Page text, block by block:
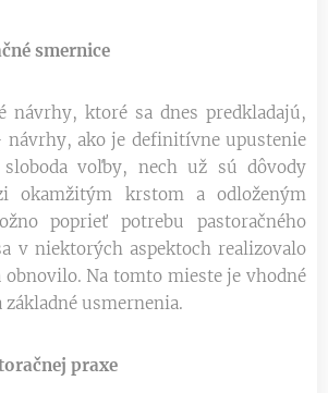
smernice
návrhy, ktoré sa dnes predkladajú,
ako je definitívne upustenie
voľby, nech už sú dôvody
okamžitým krstom a odloženým
poprieť potrebu pastoračného
v niektorých aspektoch realizovalo
obnovilo. Na tomto mieste je vhodné
základné usmernenia.
praxe